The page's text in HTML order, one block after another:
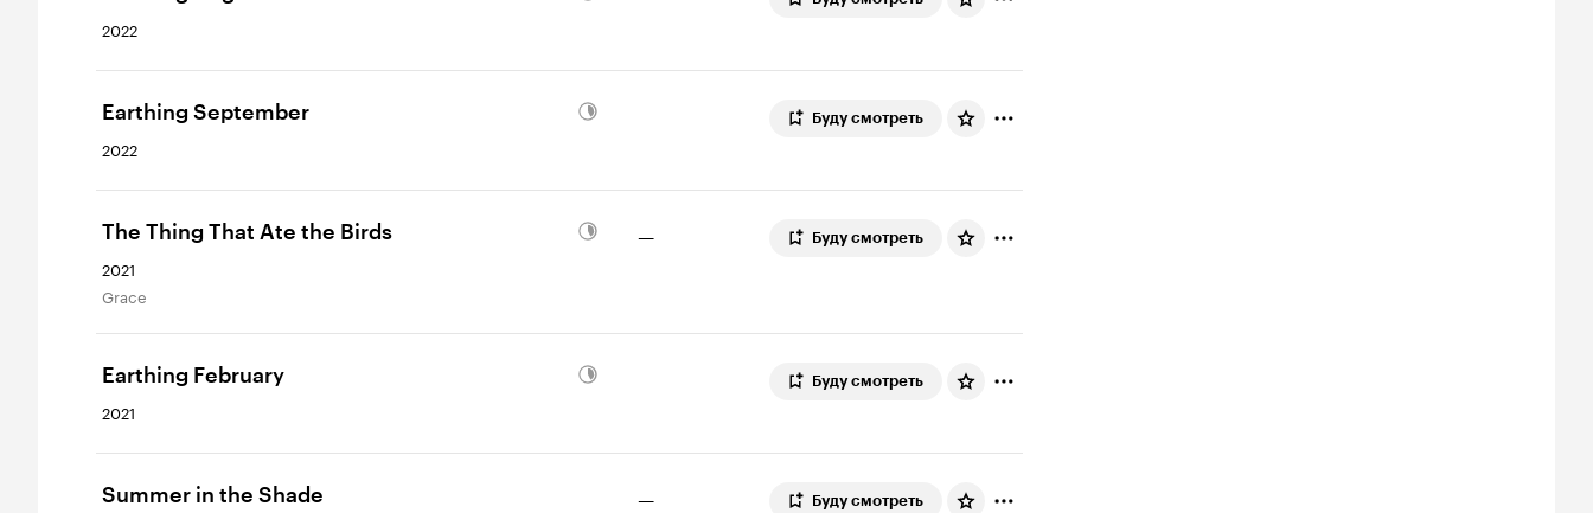
2022
Earthing September
2022
Буду смотреть
The Thing That Ate the Birds
2021
Grace
— Буду смотреть
Earthing February
2021
Буду смотреть
Summer in the Shade — Буду смотреть